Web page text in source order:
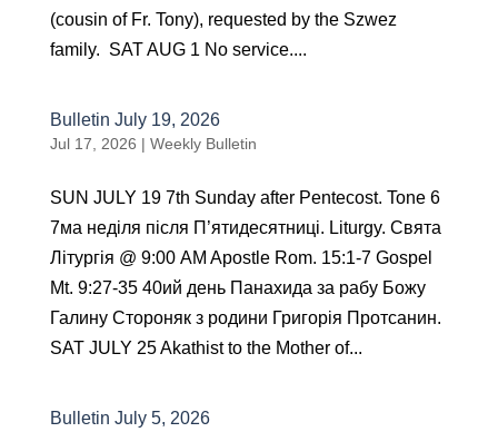
(cousin of Fr. Tony), requested by the Szwez
family. SAT AUG 1 No service....
Bulletin July 19, 2026
Jul 17, 2026 | Weekly Bulletin
SUN JULY 19 7th Sunday after Pentecost. Tone 6
7мa неділя після П’ятидесятниці. Liturgy. Святa
Літургія @ 9:00 AM Apostle Rom. 15:1-7 Gospel
Mt. 9:27-35 40ий день Панахида за рабу Божу
Галинy Стороняк з родини Григорія Протсанин.
SAT JULY 25 Akathist to the Mother of...
Bulletin July 5, 2026